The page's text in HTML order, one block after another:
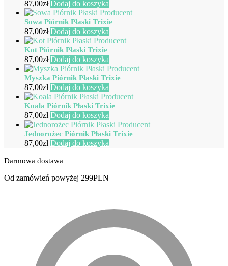
87,00zł Dodaj do koszyka
Sowa Piórnik Płaski Trixie
87,00zł Dodaj do koszyka
Kot Piórnik Płaski Trixie
87,00zł Dodaj do koszyka
Myszka Piórnik Płaski Trixie
87,00zł Dodaj do koszyka
Koala Piórnik Płaski Trixie
87,00zł Dodaj do koszyka
Jednorożec Piórnik Płaski Trixie
87,00zł Dodaj do koszyka
Darmowa dostawa
Od zamówień powyżej 299PLN